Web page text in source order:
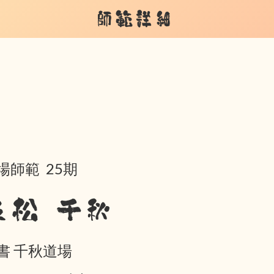
師範詳細
師範 25期
松 千秋
千秋道場